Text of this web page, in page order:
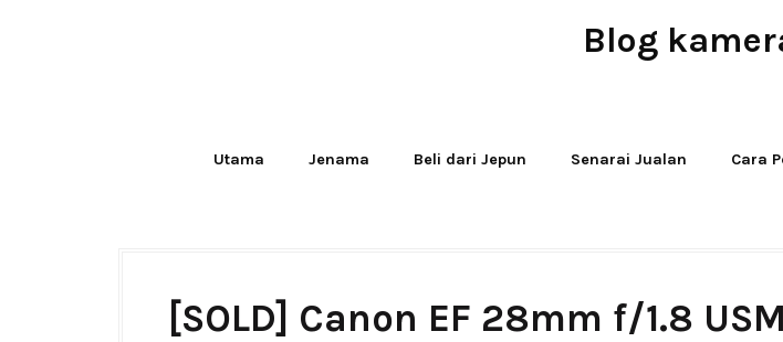
Blog
Utama Jenama Beli dari Jepun Senarai Jualan Cara
[SOLD] Canon EF 28mm f/1.8